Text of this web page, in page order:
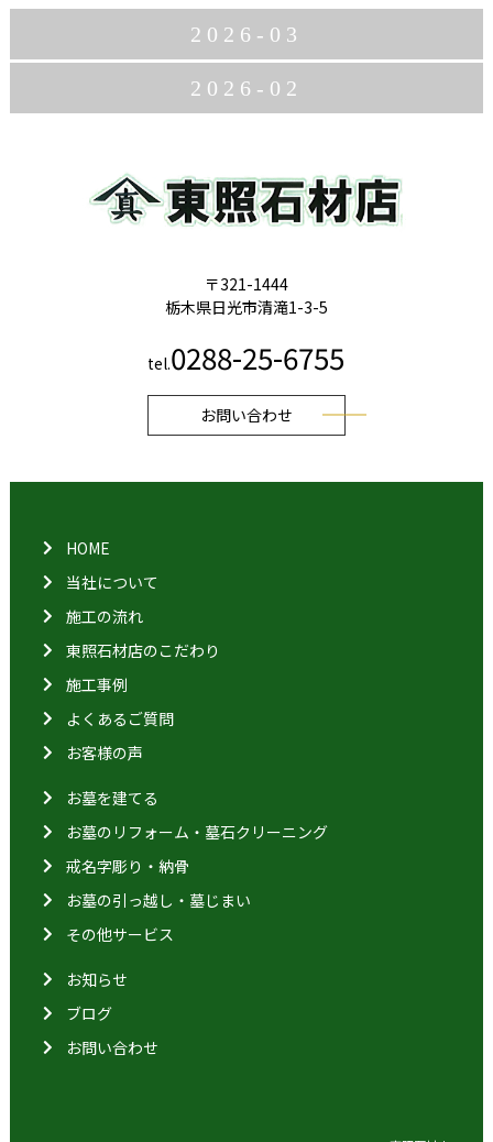
2026-03
2026-02
〒321-1444
栃木県日光市清滝1-3-5
tel.0288-25-6755
お問い合わせ
HOME
当社について
施工の流れ
東照石材店のこだわり
施工事例
よくあるご質問
お客様の声
お墓を建てる
お墓のリフォーム・墓石クリーニング
戒名字彫り・納骨
お墓の引っ越し・墓じまい
その他サービス
お知らせ
ブログ
お問い合わせ